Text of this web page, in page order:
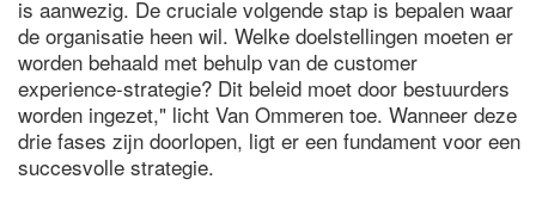
is aanwezig. De cruciale volgende stap is bepalen waar
de organisatie heen wil. Welke doelstellingen moeten er
worden behaald met behulp van de customer
experience-strategie? Dit beleid moet door bestuurders
worden ingezet," licht Van Ommeren toe. Wanneer deze
drie fases zijn doorlopen, ligt er een fundament voor een
succesvolle strategie.